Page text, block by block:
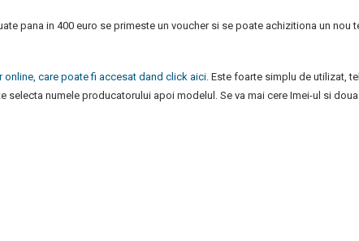
pana in 400 euro se primeste un voucher si se poate achizitiona un nou
online, care poate fi accesat dand click aici. Este foarte simplu de utilizat,
selecta numele producatorului apoi modelul. Se va mai cere Imei-ul si doua